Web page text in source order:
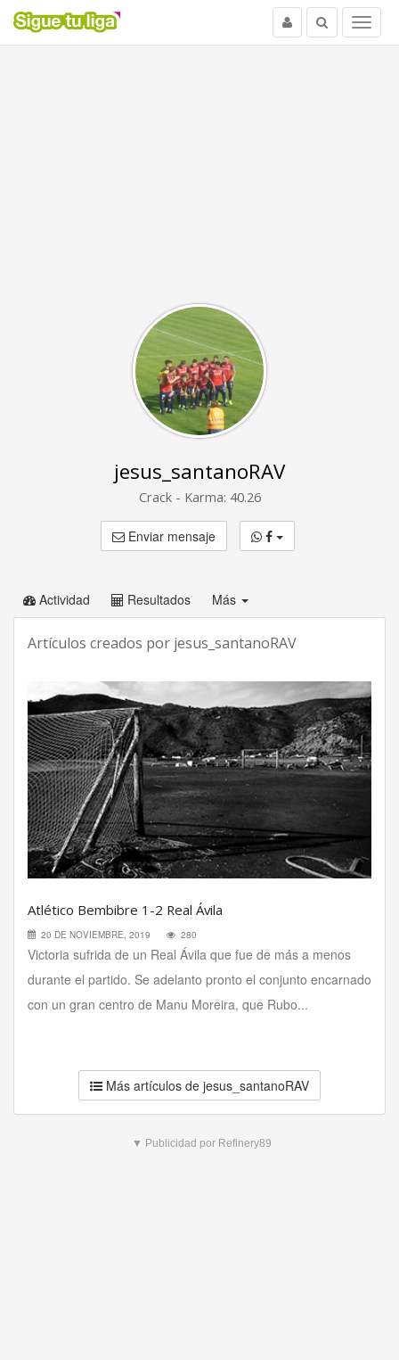
Menu
Buscar
Usuario
jesus_santanoRAV
Crack - Karma: 40.26
Enviar mensaje
Actividad Resultados Más
Artículos creados por jesus_santanoRAV
Atlético Bembibre 1-2 Real Ávila
20 DE NOVIEMBRE, 2019 280
Victoria sufrida de un Real Ávila que fue de más a menos
durante el partido. Se adelanto pronto el conjunto encarnado
con un gran centro de Manu Moreira, que Rubo...
Más artículos de jesus_santanoRAV
▼ Publicidad por Refinery89